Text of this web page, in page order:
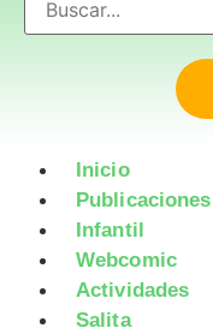
Inicio
Publicaciones
Infantil
Webcomic
Actividades
Salita